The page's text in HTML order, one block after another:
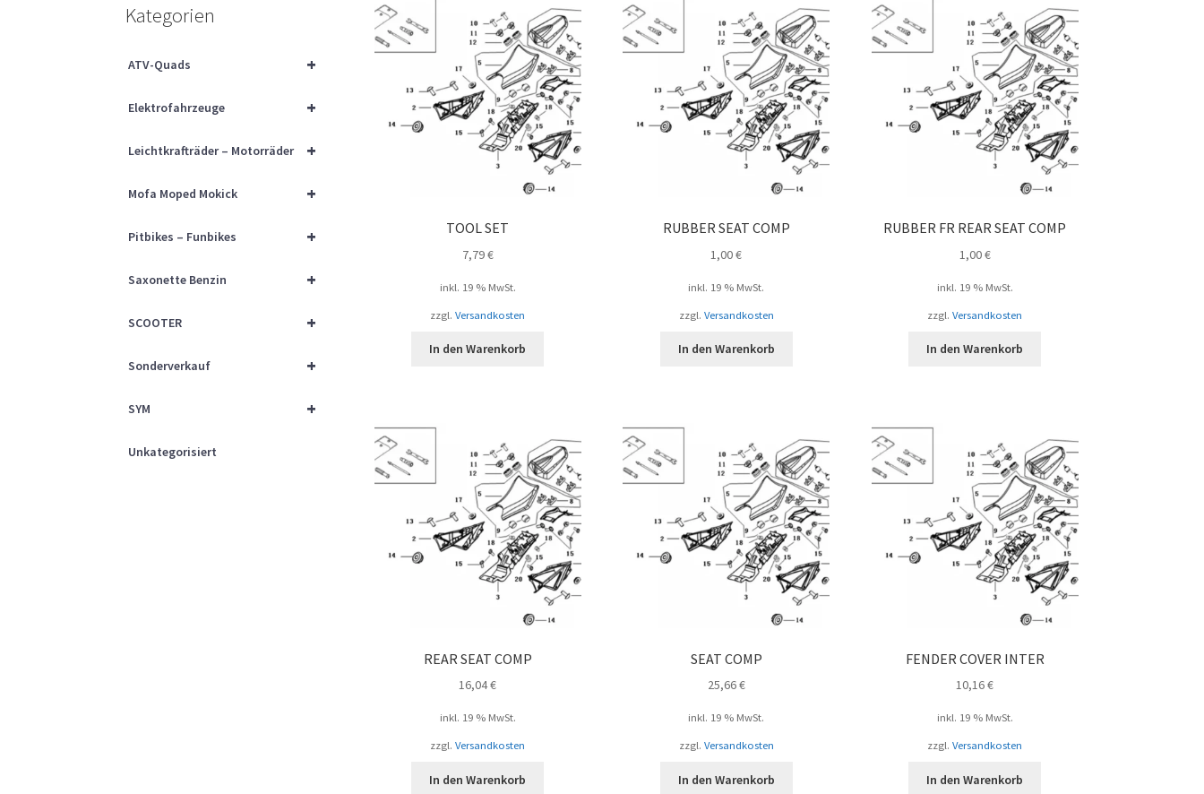
TOOL SET
7,79€
inkl. 19 % MwSt.
zzgl.Versandkosten
In den Warenkorb
RUBBER SEAT COMP
1,00€
inkl. 19 % MwSt.
zzgl. Versandkosten
In den Warenkorb
RUBBER FR REAR SEAT COMP
1,00€
inkl. 19 % MwSt.
zzgl.Versandkosten
In den Warenkorb
REAR SEAT COMP
16,04€
inkl. 19 % MwSt.
zzgl.Versandkosten
In den Warenkorb
SEAT COMP
25,66€
inkl. 19 % MwSt.
zzgl. Versandkosten
In den Warenkorb
FENDER COVER INTER
10,16€
inkl. 19 % MwSt.
zzgl.Versandkosten
In den Warenkorb
Kategorien
+
ATV-Quads
+
Elektrofahrzeuge
+
Leichtkrafträder – Motorräder
+
Mofa Moped Mokick
+
Pitbikes – Funbikes
+
Saxonette Benzin
+
SCOOTER
+
Sonderverkauf
+
SYM
Unkategorisiert